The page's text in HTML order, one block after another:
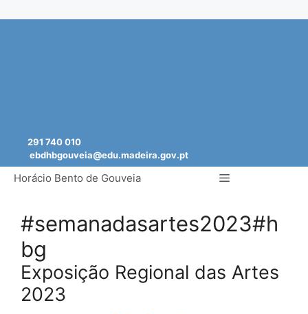
291 740 010
ebdhbgouveia@edu.madeira.gov.pt
Horácio Bento de Gouveia Menu
#semanadasartes2023#h
bg
Exposição Regional das Artes
2023